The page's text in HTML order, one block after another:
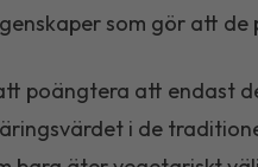
som gör att de
poängtera att endast
i de